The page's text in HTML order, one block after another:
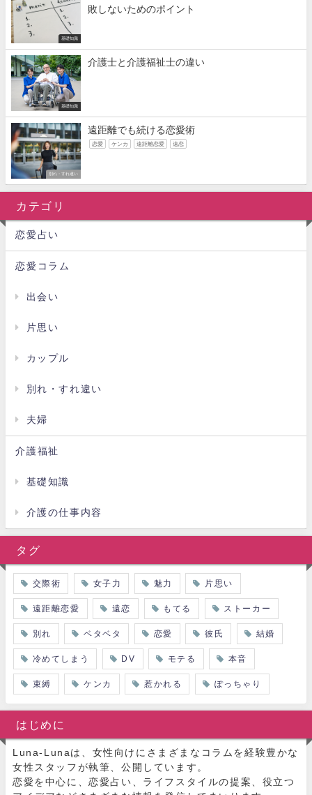
基礎知識
敗しないためのポイント
基礎知識
介護士と介護福祉士の違い
別れ・すれ違い
遠距離でも続ける恋愛術
恋愛 ケンカ 遠距離恋愛 遠恋
カテゴリ
恋愛占い
恋愛コラム
出会い
片思い
カップル
別れ・すれ違い
夫婦
介護福祉
基礎知識
介護の仕事内容
タグ
交際術 女子力 魅力 片思い
遠距離恋愛 遠恋 もてる ストーカー
別れ ベタベタ 恋愛 彼氏 結婚
冷めてしまう DV モテる 本音
束縛 ケンカ 惹かれる ぽっちゃり
はじめに
Luna-Lunaは、女性向けにさまざまなコラムを経験豊かな
女性スタッフが執筆、公開しています。
恋愛を中心に、恋愛占い、ライフスタイルの提案、役立つ